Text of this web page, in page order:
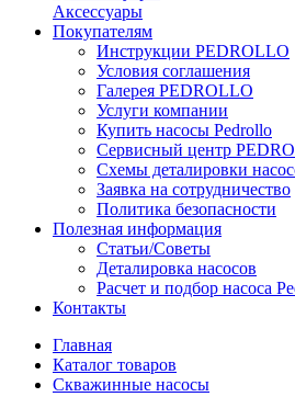
Аксессуары
Покупателям
Инструкции PEDROLLO
Условия соглашения
Галерея PEDROLLO
Услуги компании
Купить насосы Pedrollo
Сервисный центр
Схемы деталировки
Заявка на сотрудничество
Политика безопасности
Полезная информация
Статьи/Советы
Деталировка насосов
Расчет и подбор насоса
Контакты
Главная
Каталог товаров
Скважинные насосы